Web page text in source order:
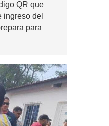
QR que
ingreso del
para